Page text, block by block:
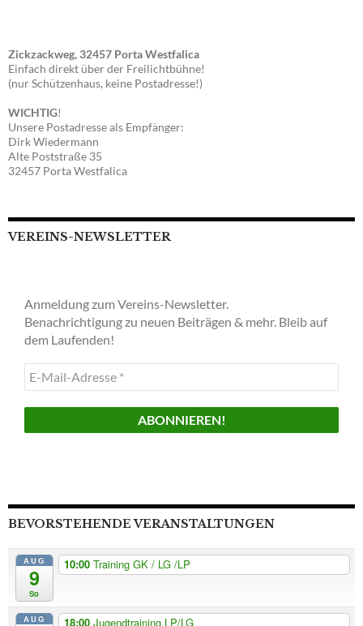
Zickzackweg, 32457 Porta Westfalica
Einfach direkt über der Freilichtbühne!
(nur Schützenhaus, keine Postadresse!)
WICHTIG!
Unsere Postadresse als Empfänger:
Dirk Wiedermann
Alte Poststraße 35
32457 Porta Westfalica
VEREINS-NEWSLETTER
Anmeldung zum Vereins-Newsletter.
Benachrichtigung zu neuen Beiträgen & mehr. Bleib auf
dem Laufenden!
E-
Mail-
Adresse
BEVORSTEHENDE VERANSTALTUNGEN
AUG
9
So
10:00 Training GK / LG /LP
AUG 18:00 Jugendtraining LP/LG